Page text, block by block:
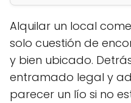
Alquilar un local
solo cuestión de
y bien ubicado.
entramado legal y
parecer un lío si no